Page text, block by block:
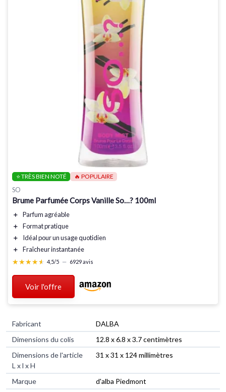
⭐ TRÈS BIEN NOTÉ 🔥 POPULAIRE
SO
Brume Parfumée Corps Vanille So…? 100ml
＋
Parfum agréable
＋
Format pratique
＋
Idéal pour un usage quotidien
＋
Fraîcheur instantanée
★★★★★
★★★★★ 4,5/5 — 6929 avis
Voir l'offre
Fabricant
‎DALBA
Dimensions du colis
‎12.8 x 6.8 x 3.7 centimètres
Dimensions de l'article
L x l x H
‎31 x 31 x 124 millimètres
Marque ‎d'alba Piedmont